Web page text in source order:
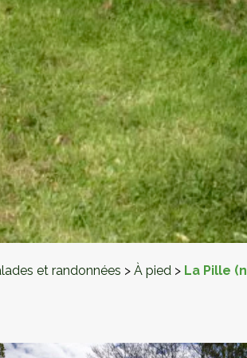
et randonnées > À pied > La Pille